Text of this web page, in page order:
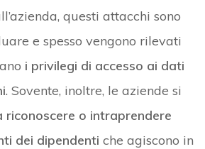
questi attacchi sono
e spesso vengono rilevati
i privilegi di accesso ai dati
. Sovente, inoltre, le aziende si
riconoscere o intraprendere
dei dipendenti che agiscono in